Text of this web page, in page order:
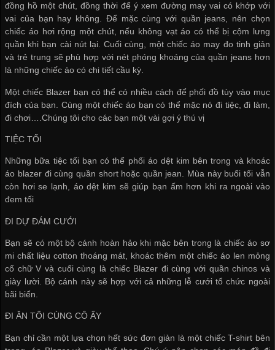
đồng hồ một chút, đồng thời để ý xem đường may vai có khớp với
vai của bạn hay không. Để mặc cùng với quần jeans, nên chọn
chiếc áo hơi rộng một chút, nếu không vạt áo có thể bị cộm lưng
quần khi bạn cài nút lại. Cuối cùng, một chiếc áo may đo tinh giản
và trẻ trung sẽ phù hợp với nét phóng khoáng của quần jeans hơn
là những chiếc áo có chi tiết cầu kỳ.
Một chiếc Blazer bạn có thể có nhiều cách để phối đồ tùy vào mục
đích của bạn. Cùng một chiếc áo bạn có thể mặc nó đi tiệc, đi làm,
đi chơi….Chúng tôi cho các bạn một vài gợi ý thú vị
TIỆC TỐI
Những bữa tiệc tối bạn có thể phối áo dệt kim bên trong và khoác
áo blazer đi cùng quần short hoặc quần jean. Mùa này buổi tối vẫn
còn hơi se lạnh, áo dệt kim sẽ giúp bạn ấm hơn khi ra ngoài vào
đem tối
ĐI DỰ ĐÁM CƯỚI
Bạn sẽ có một bộ cánh hoàn hảo khi mặc bên trong là chiếc áo sơ
mi chất liệu cotton thoáng mát, khoác thêm một chiếc áo len mỏng
cổ chữ V và cuối cùng là chiếc Blazer đi cùng với quần chinos và
giày lười. Bộ cánh này sẽ hợp với cả những lễ cưới tổ chức ngoài
bãi biển.
ĐI ĂN TỐI CÙNG CÔ ẤY
Bạn chỉ cần một lựa chọn hết sức đơn giản là một chiếc T-shirt bên